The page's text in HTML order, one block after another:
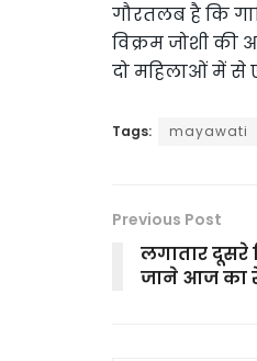
गौरतलब है कि
विक्रम जोशी
दो महिलाओं में से
Tags: mayawati
Previous Post
लगातार दूसरे
जाने आज का